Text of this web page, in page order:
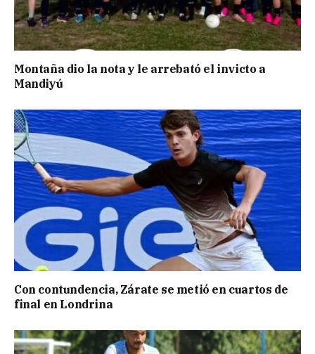
Montaña dio la nota y le arrebató el invicto a
Mandiyú
Con contundencia, Zárate se metió en cuartos de
final en Londrina